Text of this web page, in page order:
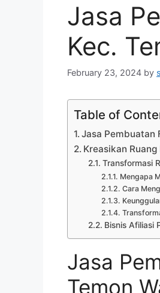
Jasa
Kec.
February 23, 2024 by
Table of
Jasa Pembuatan
Kreasikan
Transformasi
Mengapa
Cara
Bisnis Afiliasi
Jasa
Temon